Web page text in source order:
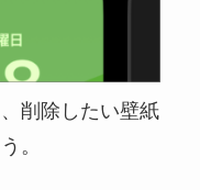
削除したい壁紙
。